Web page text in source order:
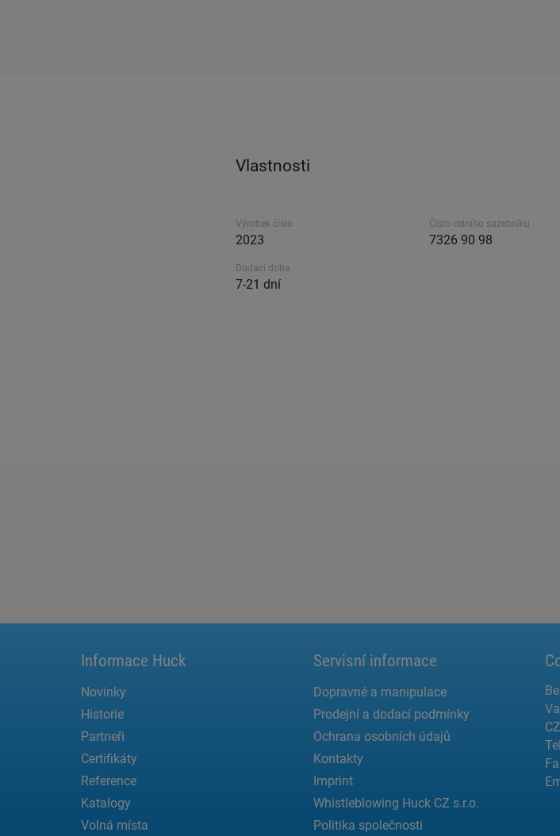
Vlastnosti
Výrobek číslo
2023
Číslo celního sazebníku
7326 90 98
Dodací doba.
7-21 dní
Informace Huck
Novinky
Historie
Partneři
Certifikáty
Reference
Katalogy
Volná místa
Servisní informace
Dopravné a manipulace
Prodejní a dodací podmínky
Ochrana osobních údajů
Kontakty
Imprint
Whistleblowing Huck CZ s.r.o.
Politika společnosti